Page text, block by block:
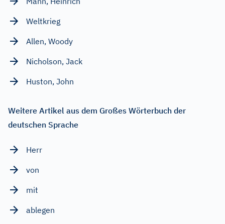
Weltkrieg
Allen, Woody
Nicholson, Jack
Huston, John
Weitere Artikel aus dem Großes Wörterbuch der
deutschen Sprache
Herr
von
mit
ablegen